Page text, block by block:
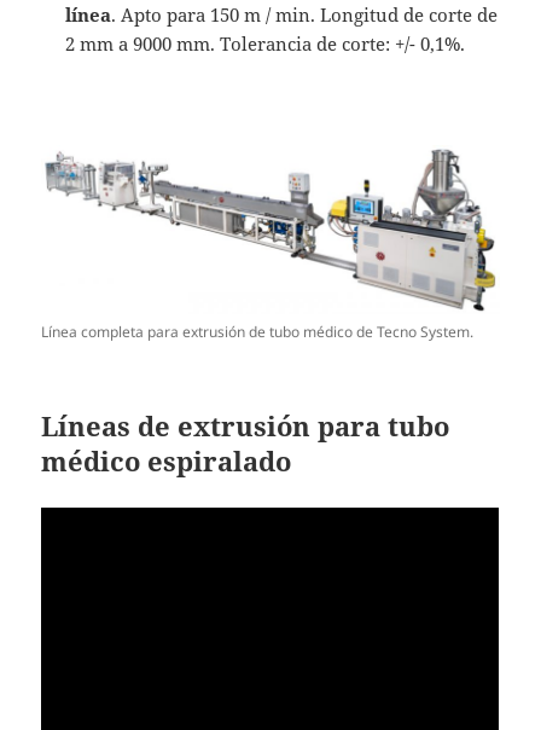
línea. Apto para 150 m / min. Longitud de corte de
2 mm a 9000 mm. Tolerancia de corte: +/- 0,1%.
Línea completa para extrusión de tubo médico de Tecno System.
Líneas de extrusión para tubo
médico espiralado